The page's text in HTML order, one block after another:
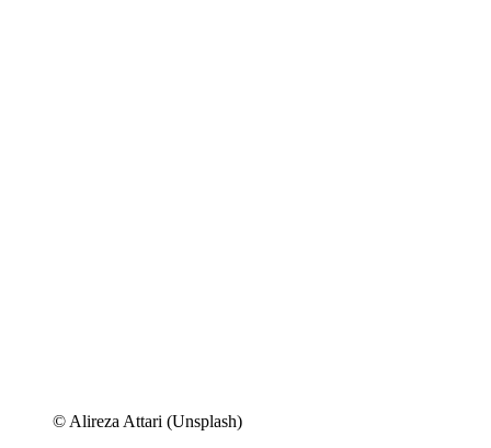
© Alireza Attari (Unsplash)